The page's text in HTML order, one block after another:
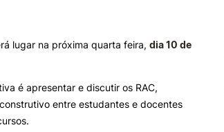
KNOWLEDGE
Pós-Graduações
Formação Especializada
lugar na próxima quarta feira, dia 10 de
é apresentar e discutir os RAC,
entre estudantes e docentes